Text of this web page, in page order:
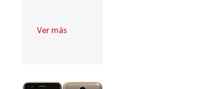
Ver más